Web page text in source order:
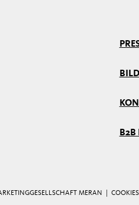
B2B
MERAN | COOKIES